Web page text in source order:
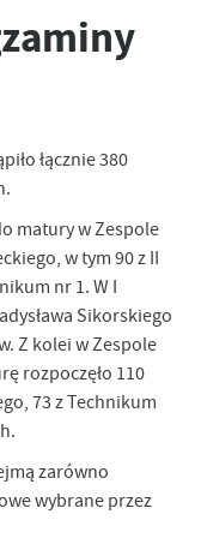
łącznie 380
matury w Zespole
w tym 90 z II
nr 1. W I
Sikorskiego
Z kolei w Zespole
rozpoczęło 110
73 z Technikum
zarówno
wybrane przez
prezentowanych
większy komfort
dopasowanie
gwarantuje
się i
w zakresie
oraz częstotliwości,
pozwalają nam na
ich
informacje są
zgody na
wszystkich
Ci najciekawsze
partnerów.
Ci naszych
oraz Twoich
Treści
trzecich lub